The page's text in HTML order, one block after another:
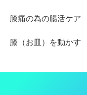
膝痛の為の腸活ケア
膝（お皿）を動かす